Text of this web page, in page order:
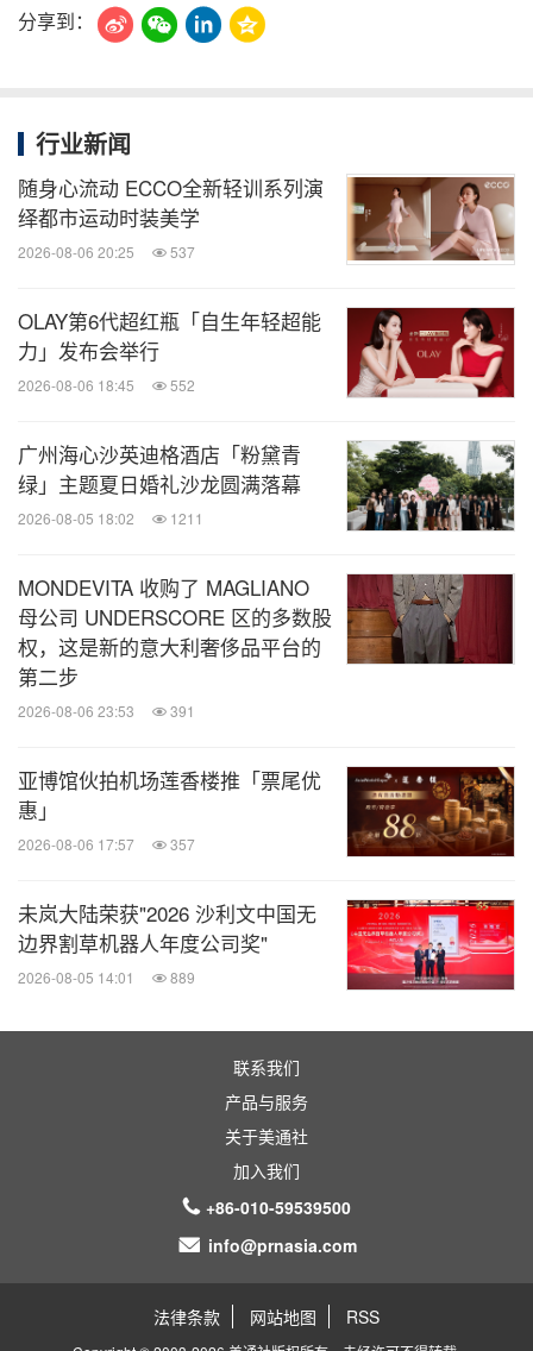
分享到：
行业新闻
随身心流动 ECCO全新轻训系列演
绎都市运动时装美学
2026-08-06 20:25 537
OLAY第6代超红瓶「自生年轻超能
力」发布会举行
2026-08-06 18:45 552
广州海心沙英迪格酒店「粉黛青
绿」主题夏日婚礼沙龙圆满落幕
2026-08-05 18:02 1211
MONDEVITA 收购了 MAGLIANO
母公司 UNDERSCORE 区的多数股
权，这是新的意大利奢侈品平台的
第二步
2026-08-06 23:53 391
亚博馆伙拍机场莲香楼推「票尾优
惠」
2026-08-06 17:57 357
未岚大陆荣获"2026 沙利文中国无
边界割草机器人年度公司奖"
2026-08-05 14:01 889
联系我们
产品与服务
关于美通社
加入我们
+86-010-59539500
info@prnasia.com
法律条款 网站地图 RSS